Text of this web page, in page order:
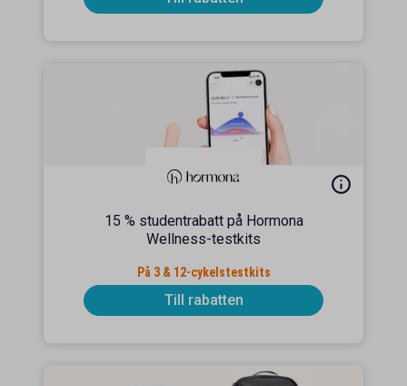
15 % studentrabatt på Hormona
Wellness-testkits
På 3 & 12-cykelstestkits
Till rabatten